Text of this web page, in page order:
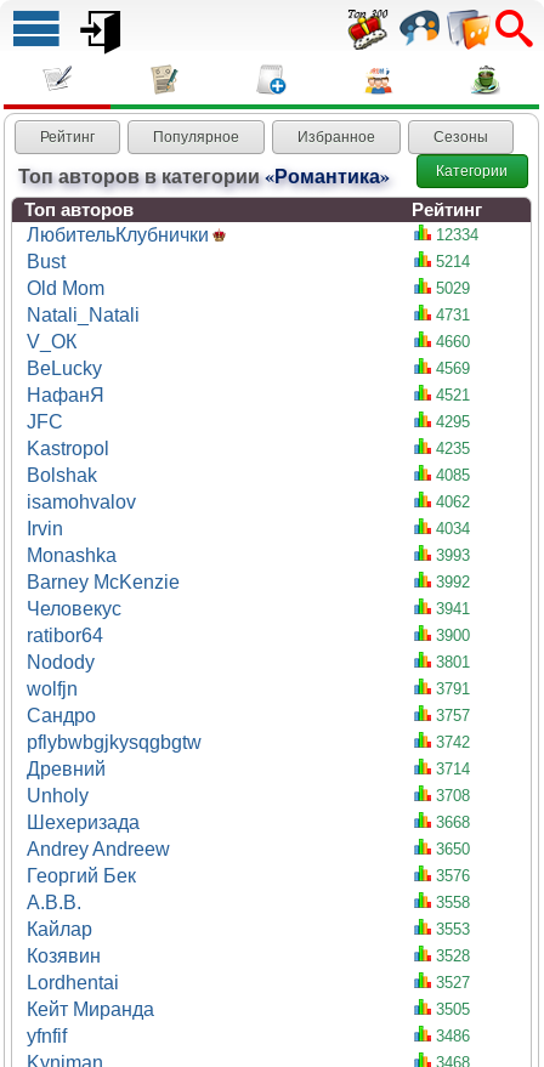
Рейтинг Популярное Избранное
Сезоны
Категории
Топ авторов в категории«Романтика»
Топ авторов
Рейтинг
ЛюбительКлубнички
12334
Bust 5214
Old Mom 5029
Natali_Natali 4731
V_ОК 4660
BeLucky 4569
НафанЯ 4521
JFC 4295
Kastropol 4235
Bolshak 4085
isamohvalov 4062
Irvin 4034
Monashka 3993
Barney McKenzie 3992
Человекус 3941
ratibor64 3900
Nodody 3801
wolfjn 3791
Сандро 3757
pflybwbgjkysqgbgtw 3742
Древний 3714
Unholy 3708
Шехеризада 3668
Andrey Andreew 3650
Георгий Бек 3576
А.В.В. 3558
Кайлар 3553
Козявин 3528
Lordhentai 3527
Кейт Миранда 3505
yfnfif 3486
Kyniman 3468